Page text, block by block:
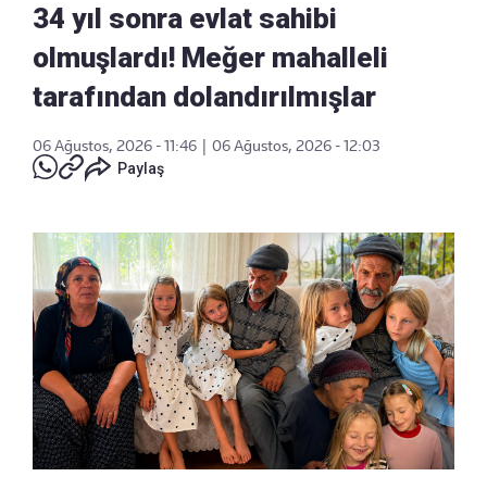
34 yıl sonra evlat sahibi
olmuşlardı! Meğer mahalleli
tarafından dolandırılmışlar
06 Ağustos, 2026 - 11:46
06 Ağustos, 2026 - 12:03
Paylaş